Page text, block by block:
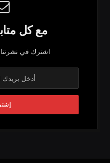
مع كل
اشترك في نشرتنا